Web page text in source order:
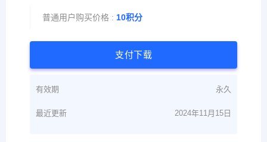
普通用户购买价格 : 10积分
支付下载
有效期 永久
最近更新 2024年11月15日